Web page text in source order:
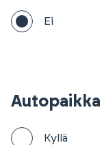
Ei
Autopaikka
Kyllä